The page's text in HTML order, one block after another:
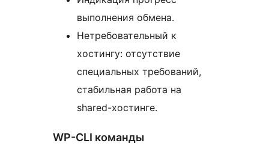
выполнения обмена.
Нетребовательный к
хостингу: отсутствие
специальных требований,
стабильная работа на
shared-хостинге.
WP-CLI команды